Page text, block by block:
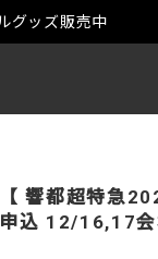
グッズ販売中
【 響都超特急
申込 12/16,17会